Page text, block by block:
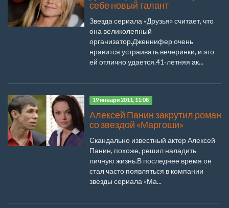
себе новый талант
Звезда сериала «Друзья» считает, что
она великолепный
организатор.Дженнифер очень
нравится устраивать вечеринки, и это
ей отлично удается.41-летняя ак...
19 января 2011, 11:08
Алексей Панин закрутил роман
со звездой «Маргоши»
Скандально известный актер Алексей
Панин, похоже, решил наладить
личную жизнь.В последнее время он
стал часто появляться в компании
звезды сериала «Ма...